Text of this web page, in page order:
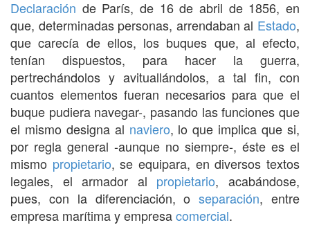
Declaración de París, de 16 de abril de 1856, en
que, determinadas personas, arrendaban al Estado,
que carecía de ellos, los buques que, al efecto,
tenían dispuestos, para hacer la guerra,
pertrechándolos y avituallándolos, a tal fin, con
cuantos elementos fueran necesarios para que el
buque pudiera navegar-, pasando las funciones que
el mismo designa al naviero, lo que implica que si,
por regla general -aunque no siempre-, éste es el
mismo propietario, se equipara, en diversos textos
legales, el armador al propietario, acabándose,
pues, con la diferenciación, oseparación, entre
empresa marítima y empresacomercial.